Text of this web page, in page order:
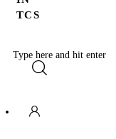
TCS